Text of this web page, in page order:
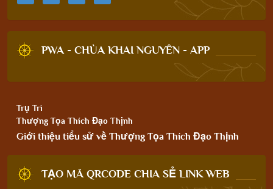
PWA - CHÙA KHAI NGUYÊN - APP
Trụ Trì
Thượng Tọa Thích Đạo Thịnh
Giới thiệu tiểu sử về Thượng Tọa Thích Đạo Thịnh
TẠO MÃ QRCODE CHIA SẺ LINK WEB